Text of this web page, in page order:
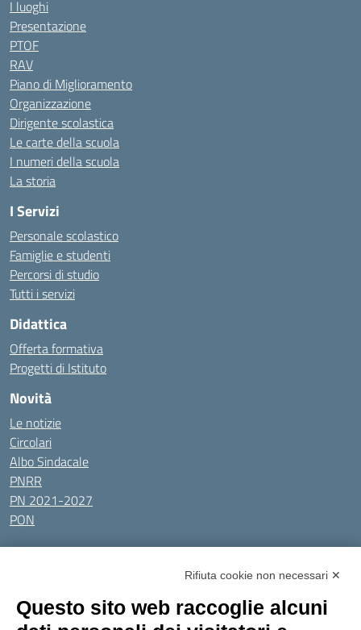
I luoghi
Presentazione
PTOF
RAV
Piano di Miglioramento
Organizzazione
Dirigente scolastica
Le carte della scuola
I numeri della scuola
La storia
I Servizi
Personale scolastico
Famiglie e studenti
Percorsi di studio
Tutti i servizi
Didattica
Offerta formativa
Progetti di Istituto
Novità
Le notizie
Circolari
Albo Sindacale
PNRR
PN 2021-2027
PON
Tutti gli argomenti
Amministrazione Trasparente
Privacy Policy
Dichiarazione di accessibilitàObiettivi di accessibilità
Rifiuta cookie non necessari ✕
Questo sito web raccoglie alcuni